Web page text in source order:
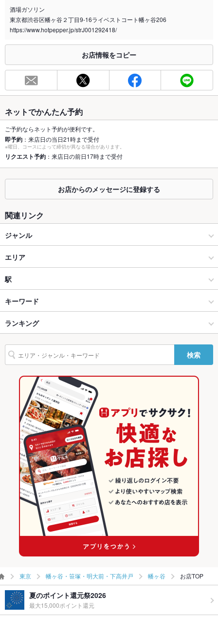
喫煙専用室
※2020年4月1日～受動喫煙対策に関する法律が施行されています。正しい情報はお店へお問い
総席数 24席
最大宴会収
20人
個室 なし
座敷 なし
掘りごたつ なし
カウンター なし
ソファー なし
テラス席
貸切
設備
Wi-Fi
ー
駐車場
その他設備 －
その他
飲み放題 なし
食べ放題 なし
焼酎充実、日本酒充実
お子様連れ お子様連れ不可
ウェディン
グパーティ
ー二次会
－
－
酒場ガソリン
東京都渋谷区幡ヶ谷２丁目9-16ライベストコート幡ヶ谷206
https://www.hotpepper.jp/strJ001292418/
お店情報をコピー
ネットでかんたん予約
ご予約ならネット予約が便利です。
即予約 ：来店日の当日21時まで受付
※曜日、コースによって締切が異なる場合があります。
リクエスト予約 ：来店日の前日17時まで受付
お店からのメッセージに登録する
関連リンク
ジャンル
居酒屋
和風
幡ヶ谷・笹塚・明大前・下高井戸 × 居酒屋
幡ヶ谷・笹塚・明大前・下高井戸 × 和風
幡ケ谷駅 × 居酒屋
幡ケ谷駅 × 和風
エリア
幡ヶ谷
幡ヶ谷 × 居酒屋
幡ヶ谷 × 和風
東京
東京 × 居酒屋
東京 × 和風
駅
幡ケ谷駅
キーワード
からあげ
ランキング
東京のグルメランキング
東京の居酒屋ランキング
幡ヶ谷・笹塚・明大前・下高井戸のグルメランキング
幡ヶ谷・笹塚・明大前・下高井戸の居酒屋ランキング
幡ヶ谷のグルメランキング
幡ヶ谷の居酒屋ランキング
検索
東京 幡ヶ谷・笹塚・明大前・下高井戸 幡ヶ谷 お店TOP
夏のポイント還元祭2026
最大15,000ポイント還元